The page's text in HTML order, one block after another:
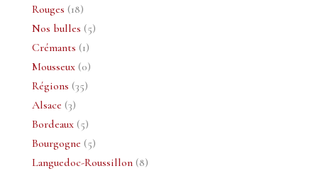
produits
Rouges 1818
produits
Nos bulles 55
Crémants 11
produit
Mousseux 00
produit
Régions 3535
Alsace 33
produits
Bordeaux 55
produits
Bourgogne 55
produits
Languedoc-Roussillon 88